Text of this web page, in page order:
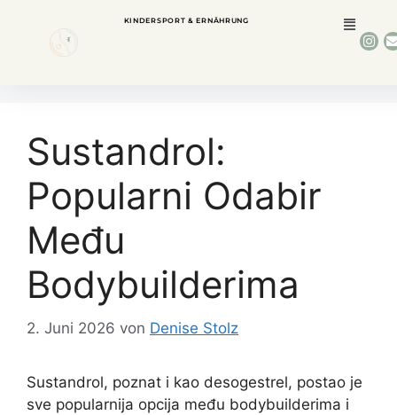
KINDERSPORT & ERNÄHRUNG
Sustandrol:
Popularni Odabir
Među
Bodybuilderima
2. Juni 2026 von Denise Stolz
Sustandrol, poznat i kao desogestrel, postao je
sve popularnija opcija među bodybuilderima i